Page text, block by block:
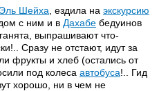
Шейха , ездила на экскурсию
с ним и в Дахабе бедуинов
выпрашивают что-
Сразу не отстают, идут за
фрукты и хлеб (остались от
под колеса автобуса!.. Гид
хорошо, ни в чем не